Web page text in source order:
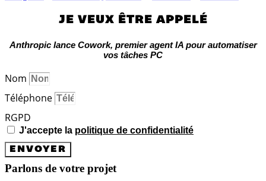
JE VEUX ÊTRE APPELÉ
Anthropic lance Cowork, premier agent IA pour automatiser
vos tâches PC
Nom
Téléphone
RGPD
J'accepte la politique de confidentialité
ENVOYER
Parlons de votre projet